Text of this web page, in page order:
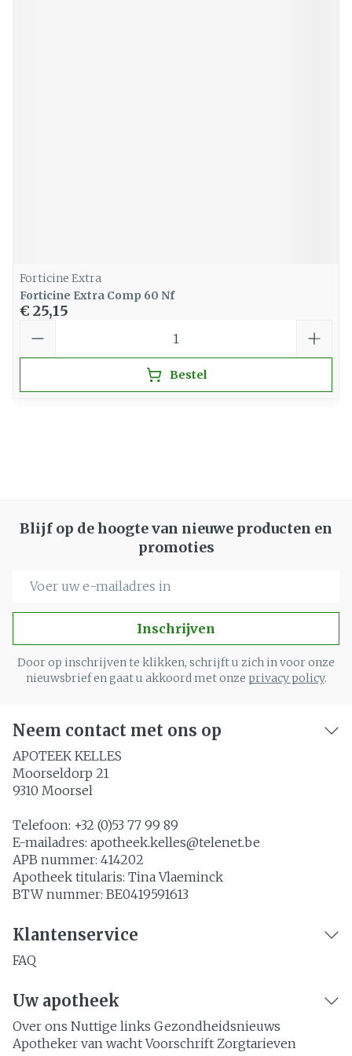
Forticine Extra
Forticine Extra Comp 60 Nf
€ 25,15
Bestel
Blijf op de hoogte van nieuwe producten en
promoties
Inschrijven
Door op inschrijven te klikken, schrijft u zich in voor onze
nieuwsbrief en gaat u akkoord met onze privacy policy.
Neem contact met ons op
APOTEEK KELLES
Moorseldorp 21
9310 Moorsel
Telefoon: +32 (0)53 77 99 89
E-mailadres: apotheek.kelles@telenet.be
APB nummer: 414202
Apotheek titularis: Tina Vlaeminck
BTW nummer: BE0419591613
Klantenservice
FAQ
Uw apotheek
Over ons Nuttige links Gezondheidsnieuws
Apotheker van wacht Voorschrift Zorgtarieven